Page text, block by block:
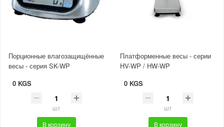
Порционные влагозащищённые
весы - серия SK-WP
0 KGS
шт
В корзину
Платформенные весы - серии
HV-WP / HW-WP
0 KGS
шт
В корзину